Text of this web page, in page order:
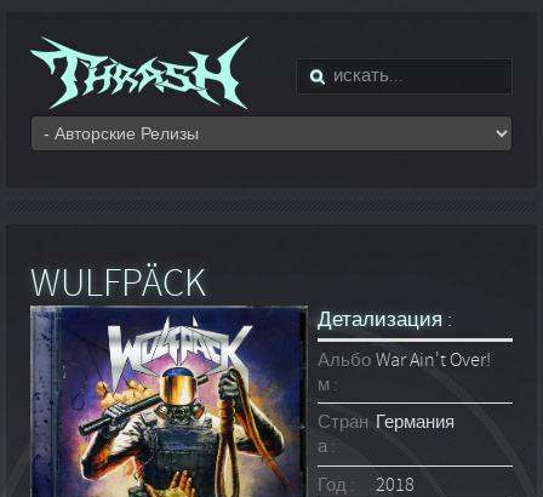
WULFPÄCK
Детализация :
Альбо
м :
War Ain't Over!
Стран
а :
Германия
Год :
2018